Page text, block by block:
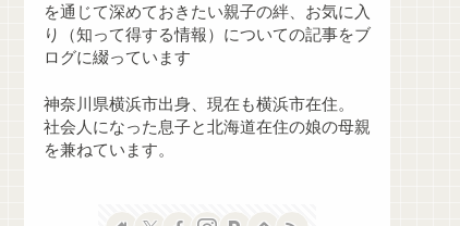
を通じて深めておきたい親子の絆、お気に入
り（知って得する情報）についての記事をブ
ログに綴っています
神奈川県横浜市出身、現在も横浜市在住。
社会人になった息子と北海道在住の娘の母親
を兼ねています。